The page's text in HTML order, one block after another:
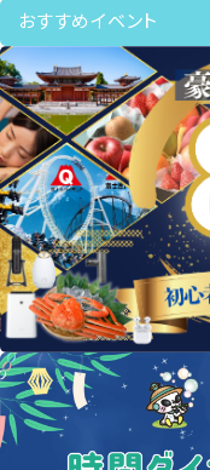
おすすめイベント